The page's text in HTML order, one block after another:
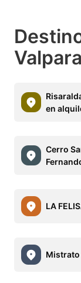
en
Cerro
LA
Mistrato